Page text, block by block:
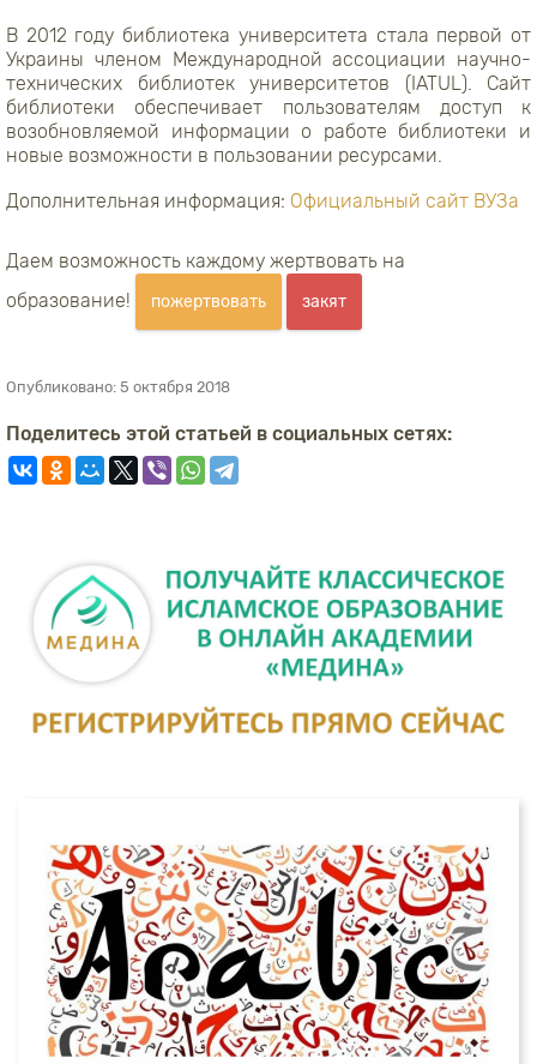
В 2012 году библиотека университета стала первой от
Украины членом Международной ассоциации научно-
технических библиотек университетов (IATUL). Сайт
библиотеки обеспечивает пользователям доступ к
возобновляемой информации о работе библиотеки и
новые возможности в пользовании ресурсами.
Дополнительная информация: Официальный сайт ВУЗа
Даем возможность каждому жертвовать на
образование!
пожертвовать закят
Опубликовано: 5 октября 2018
Поделитесь этой статьей в социальных сетях: